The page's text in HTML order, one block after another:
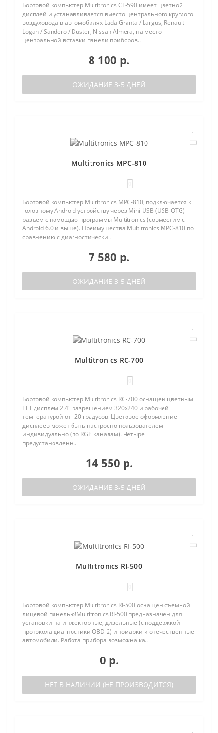
Бортовой компьютер Multitronics CL-590 имеет цветной
дисплей и устанавливается вместо центрального круглого
воздуховода в автомобилях Lada Granta / Largus, Renault
Logan / Sandero / Duster, Nissan Almera, на место
центральной вставки панели приборов..
8 100 р.
ОЖИДАНИЕ 3-5 ДНЕЙ
Multitronics MPC-810
Бортовой компьютер Multitronics MPC-810, подключается к
головному Android устройству через Mini-USB (USB-OTG)
разъем с помощью программы Multitronics (совместим с
Android 6.0 и выше). Преимущества Multitronics MPC-810 по
сравнению с диагностически..
7 580 р.
ОЖИДАНИЕ 3-5 ДНЕЙ
Multitronics RC-700
Бортовой компьютер Multitronics RC-700 оснащен цветным
TFT дисплем 2.4" разрешением 320х240 и рабочей
температурой от -20 градусов. Цветовое оформление
дисплеев может быть настроено пользователем
индивидуально (по RGB каналам). Четыре
предустановленн..
14 550 р.
ОЖИДАНИЕ 3-5 ДНЕЙ
Multitronics RI-500
Бортовой компьютер Multitronics RI-500 оснащен съемной
лицевой панелью!Multitronics RI-500 предназначен для
установки на инжекторные, дизельные (с поддержкой
протокола диагностики OBD-2) иномарки и отечественные
автомобили. Работа прибора возможна ка..
0 р.
НЕТ В НАЛИЧИИ (НЕ ПРОИЗВОДИТСЯ)